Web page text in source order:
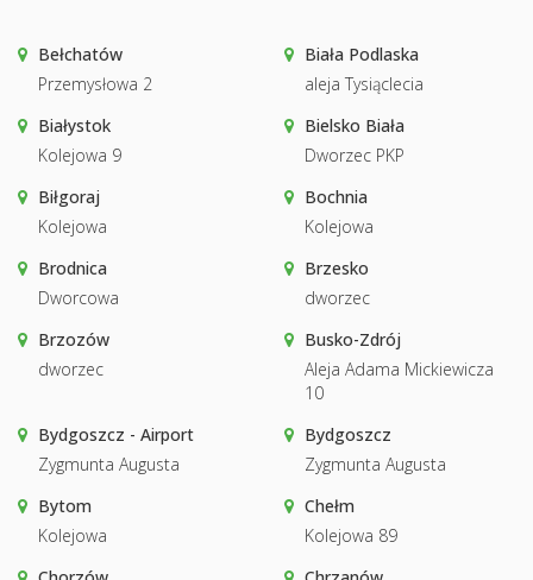
Bełchatów
Przemysłowa 2
Biała Podlaska
aleja Tysiąclecia
Białystok
Kolejowa 9
Bielsko Biała
Dworzec PKP
Biłgoraj
Kolejowa
Bochnia
Kolejowa
Brodnica
Dworcowa
Brzesko
dworzec
Brzozów
dworzec
Busko-Zdrój
Aleja Adama Mickiewicza
10
Bydgoszcz - Airport
Zygmunta Augusta
Bydgoszcz
Zygmunta Augusta
Bytom
Kolejowa
Chełm
Kolejowa 89